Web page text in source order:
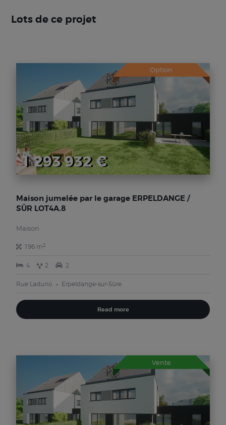
Lots de ce projet
Option
1 293 932 €
Maison jumelée par le garage ERPELDANGE /
SÛR LOT4A.8
Maison
196 m2
4 2 2
Rue Laduno Erpeldange-sur-Sûre
Read more
Vente